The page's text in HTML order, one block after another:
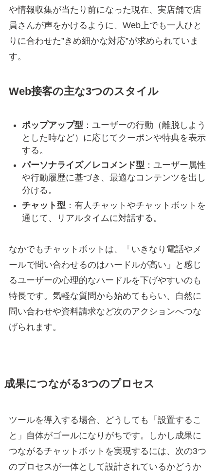
や情報収集が当たり前になった現在、実店舗で店
員さんが声をかけるように、Web上でも一人ひと
りに合わせた”きめ細かな対応”が求められていま
す。
Web接客の主な3つのスタイル
ポップアップ型 ：ユーザーの行動（離脱しよう
とした時など）に応じてクーポンや特典を表示
する。
パーソナライズ／レコメンド型 ：ユーザー属性
や行動履歴に基づき、最適なコンテンツを出し
分ける。
チャット型 ：有人チャットやチャットボットを
通じて、リアルタイムに対話する。
なかでもチャットボットは、「いきなり電話やメ
ールで問い合わせるのはハードルが高い」と感じ
るユーザーの心理的なハードルを下げやすいのも
特長です。気軽な質問から始めてもらい、自然に
問い合わせや資料請求など次のアクションへつな
げられます。
成果につながる3つのプロセス
ツールを導入する場合、どうしても「設置するこ
と」自体がゴールになりがちです。しかし成果に
つながるチャットボットを実現するには、次の3つ
のプロセスが一体として設計されているかどうか